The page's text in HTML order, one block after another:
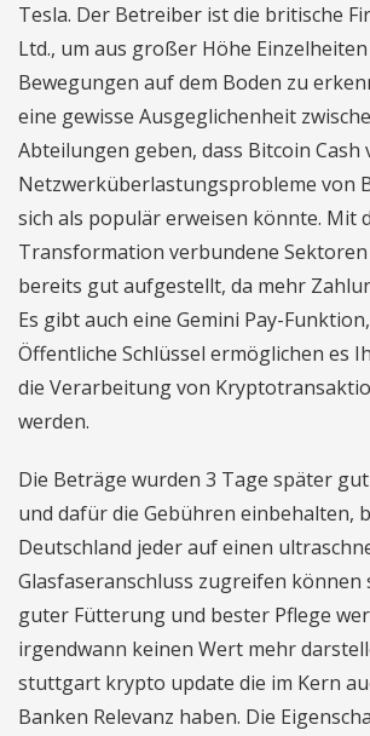
Tesla. Der Betreiber ist die britische
Ltd., um aus großer Höhe
Bewegungen auf dem Boden zu
eine gewisse Ausgeglichenheit
Abteilungen geben, dass Bitcoin Cash
Netzwerküberlastungsprobleme von
sich als populär erweisen könnte. Mit
Transformation verbundene
bereits gut aufgestellt, da mehr
Es gibt auch eine Gemini Pay-
Öffentliche Schlüssel ermöglichen es
die Verarbeitung von
werden.
Die Beträge wurden 3 Tage später
und dafür die Gebühren einbehalten,
Deutschland jeder auf einen
Glasfaseranschluss zugreifen können
guter Fütterung und bester Pflege
irgendwann keinen Wert mehr
stuttgart krypto update die im Kern
Banken Relevanz haben. Die